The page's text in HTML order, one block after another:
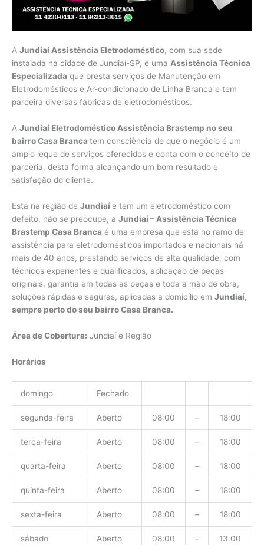
A Jundiaí Assistência Eletrodoméstico, com sua sede
instalada na cidade de Jundiaí-SP, é uma Assistência Técnica
Especializada que presta serviços de Manutenção em
Eletrodomésticos e Ar-condicionado de Linha Branca e tem
parceira diversas fábricas de eletrodomésticos.
A Jundiaí Eletrodoméstico Assistência Brastemp no seu
bairro Casa Branca tem consciência de que o negócio é um
amplo leque de serviços oferecidos e conta com o conceito de
parceria, desta forma alcançando um bom resultado e
satisfação do cliente.
Esta na região de Jundiaíe tem um eletrodoméstico com
defeito, não se preocupe, a Jundiaí – Assistência Técnica
Brastemp Casa Branca é uma empresa que esta no ramo de
assistência para eletrodomésticos importados e nacionais há
mais de 40 anos, prestando serviços de alta qualidade, com
técnicos experientes e qualificados, aplicação de peças
originais, garantia em todas as peças e toda a mão de obra,
soluções rápidas e seguras, aplicadas a domicílio em Jundiaí,
sempre perto do seu bairro Casa Branca.
Área de Cobertura: Jundiaí e Região
Horários
domingo Fechado
segunda-feira Aberto 08:00 – 18:00
terça-feira Aberto 08:00 – 18:00
quarta-feira Aberto 08:00 – 18:00
quinta-feira Aberto 08:00 – 18:00
sexta-feira Aberto 08:00 – 18:00
sábado Aberto 08:00 – 13:00